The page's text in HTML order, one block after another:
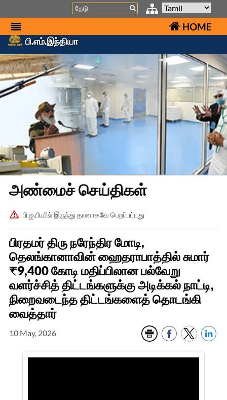
Search
HOME
பி.எம்.இந்தியா
அண்மைச் செய்திகள்
பி.ஐ.பி.யில் இருந்து தானாகவே பெறப்பட்டது
பிரதமர் திரு நரேந்திர மோடி,
தெலங்கானாவின் ஹைதராபாத்தில் சுமார்
₹9,400 கோடி மதிப்பிலான பல்வேறு
வளர்ச்சித் திட்டங்களுக்கு அடிக்கல் நாட்டி,
நிறைவடைந்த திட்டங்களைத் தொடங்கி
வைத்தார்
10 May, 2026